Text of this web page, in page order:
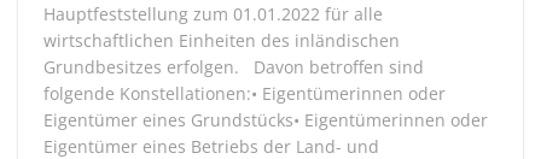
Hauptfeststellung zum 01.01.2022 für alle
wirtschaftlichen Einheiten des inländischen
Grundbesitzes erfolgen. Davon betroffen sind
folgende Konstellationen:• Eigentümerinnen oder
Eigentümer eines Grundstücks• Eigentümerinnen oder
Eigentümer eines Betriebs der Land- und